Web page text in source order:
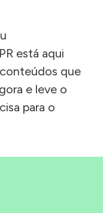
está aqui
que
e leve o
para o